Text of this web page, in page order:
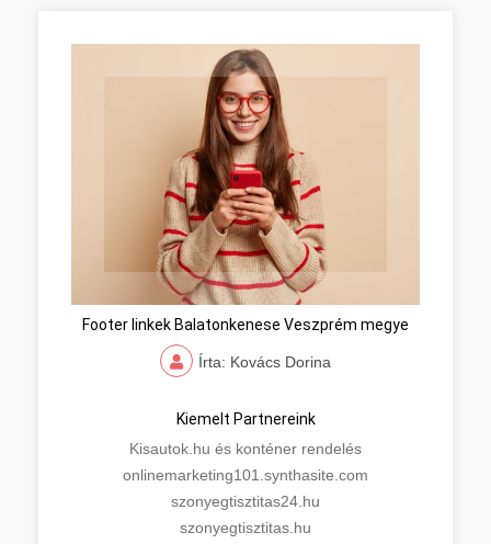
Footer linkek Balatonkenese Veszprém megye
Írta: Kovács Dorina
Kiemelt Partnereink
Kisautok.hu és konténer rendelés
onlinemarketing101.synthasite.com
szonyegtisztitas24.hu
szonyegtisztitas.hu